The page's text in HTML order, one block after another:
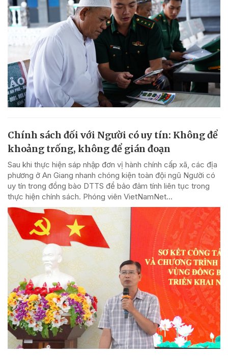
Chính sách đối với Người có uy tín: Không để
khoảng trống, không để gián đoạn
Sau khi thực hiện sáp nhập đơn vị hành chính cấp xã, các địa
phương ở An Giang nhanh chóng kiện toàn đội ngũ Người có
uy tín trong đồng bào DTTS để bảo đảm tính liên tục trong
thực hiện chính sách. Phóng viên VietNamNet...